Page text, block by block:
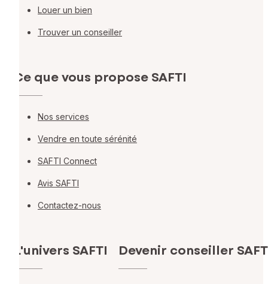
Louer un bien
Trouver un conseiller
Ce que vous propose SAFTI
Nos services
Vendre en toute sérénité
SAFTI Connect
Avis SAFTI
Contactez-nous
L'univers SAFTI Devenir conseiller